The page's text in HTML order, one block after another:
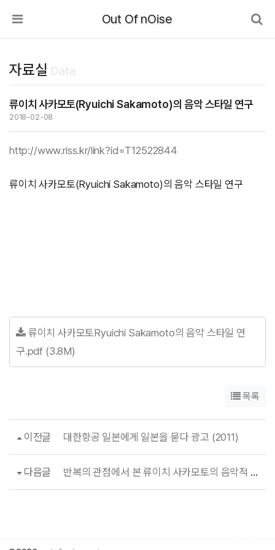
Out Of nOise
자료실 Data
류이치 사카모토(Ryuichi Sakamoto)의 음악 스타일 연구
2018-02-08
http://www.riss.kr/link?id=T12522844
류이치 사카모토(Ryuichi Sakamoto)의 음악 스타일 연구
류이치 사카모토Ryuichi Sakamoto의 음악 스타일 연
구.pdf (3.8M)
목록
이전글 대한항공 일본에게 일본을 묻다 광고 (2011)
다음글 반복의 관점에서 본 류이치 사카모토의 음악적 특징 연구